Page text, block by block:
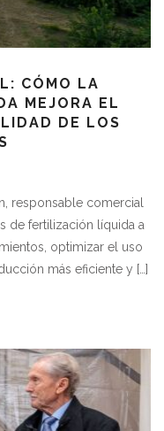
CÓMO LA
MEJORA EL
DE LOS
responsable comercial
de fertilización líquida a
optimizar el uso
más eficiente y […]